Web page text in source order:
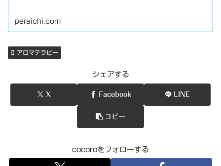
peraichi.com
アロマテラピー
シェアする
X Facebook LINE
コピー
cocoroをフォローする